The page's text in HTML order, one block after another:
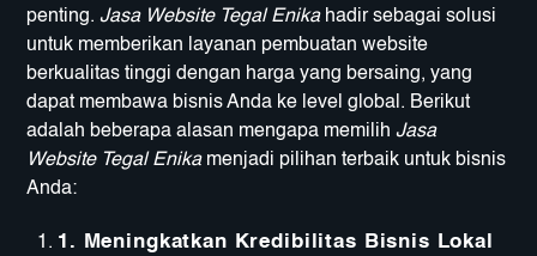
penting.Jasa Website Tegal Enikahadir sebagai solusi
untuk memberikan layanan pembuatan website
berkualitas tinggi dengan harga yang bersaing, yang
dapat membawa bisnis Anda ke level global. Berikut
adalah beberapa alasan mengapa memilihJasa
Website Tegal Enikamenjadi pilihan terbaik untuk bisnis
Anda:
1.
Meningkatkan Kredibilitas Bisnis Lokal